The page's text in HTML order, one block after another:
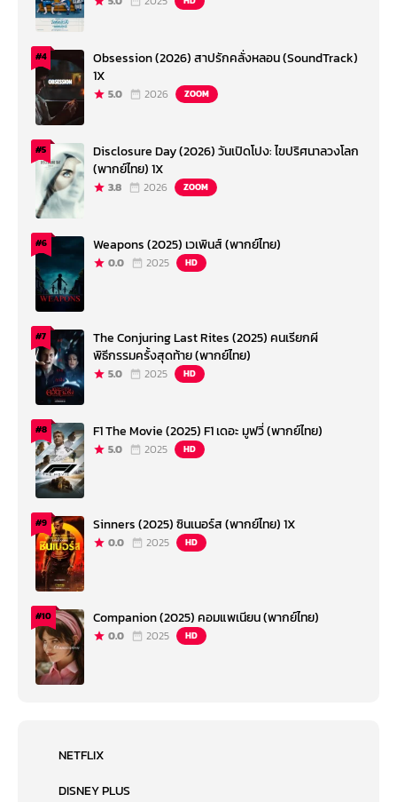
#4
Obsession (2026) สาปรักคลั่งหลอน (SoundTrack)
1X
5.0 2026 ZOOM
#5
Disclosure Day (2026) วันเปิดโปง: ไขปริศนาลวงโลก
(พากย์ไทย) 1X
3.8 2026 ZOOM
#6 Weapons (2025) เวเพินส์ (พากย์ไทย)
0.0 2025 HD
#7
The Conjuring Last Rites (2025) คนเรียกผี
พิธีกรรมครั้งสุดท้าย (พากย์ไทย)
5.0 2025 HD
#8 F1 The Movie (2025) F1 เดอะ มูฟวี่ (พากย์ไทย)
5.0 2025 HD
#9 Sinners (2025) ซินเนอร์ส (พากย์ไทย) 1X
0.0 2025 HD
#10 Companion (2025) คอมแพเนียน (พากย์ไทย)
0.0 2025 HD
NETFLIX
DISNEY PLUS